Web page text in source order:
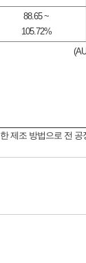
88.65 ~
105.72%
제조 방법으로 전